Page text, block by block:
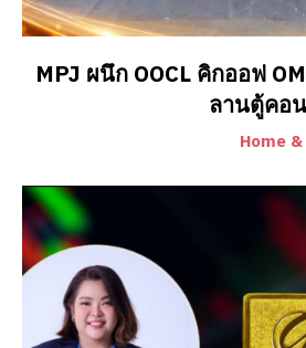
MPJ ผนึก OOCL คิกออฟ
ลานตู้คอ
Home